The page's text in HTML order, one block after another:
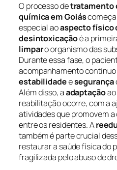
O processo detratamento
química em Goiás
especial aoaspecto físico
desintoxicaçãoé a
limparo organismo das
Durante essa fase, o
acompanhamento
estabilidadeesegurança
Além disso, aadaptaçãoao
reabilitação ocorre, com a
atividades que promovem
entre os residentes. A
também é parte crucial
restaurar a saúde física do
fragilizada pelo abuso de